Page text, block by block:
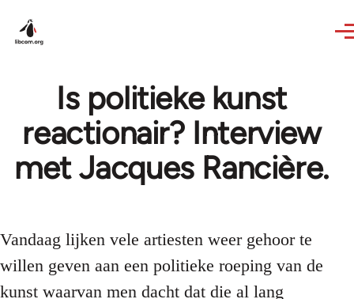
Is politieke kunst
reactionair? Interview
met Jacques Rancière.
Vandaag lijken vele artiesten weer gehoor te
willen geven aan een politieke roeping van de
kunst waarvan men dacht dat die al lang